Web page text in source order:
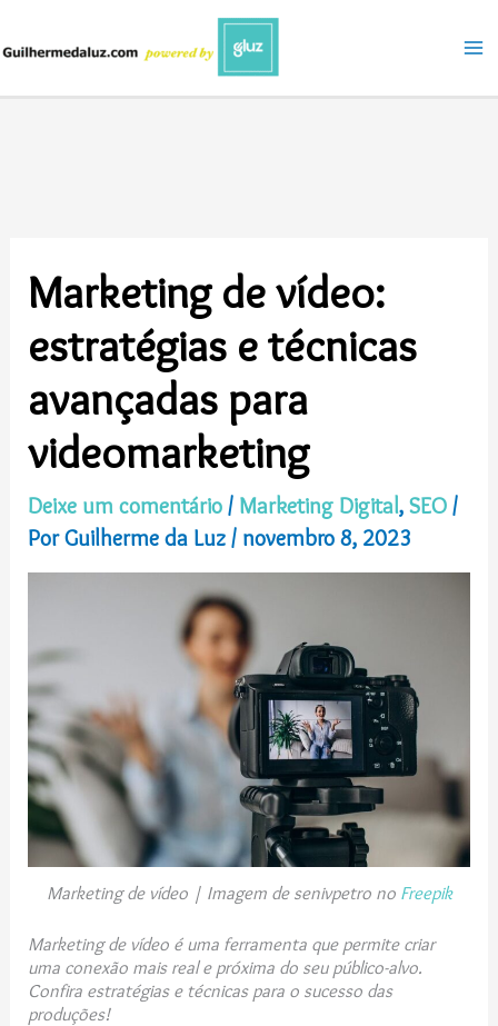
o
Marketing de vídeo:
estratégias e técnicas
avançadas para
videomarketing
Deixe um comentário / Marketing Digital,SEO /
PorGuilherme da Luz/ novembro 8, 2023
Marketing de vídeo | Imagem de senivpetro no Freepik
Marketing de vídeo é uma ferramenta que permite criar
uma conexão mais real e próxima do seu público-alvo.
Confira estratégias e técnicas para o sucesso das
produções!